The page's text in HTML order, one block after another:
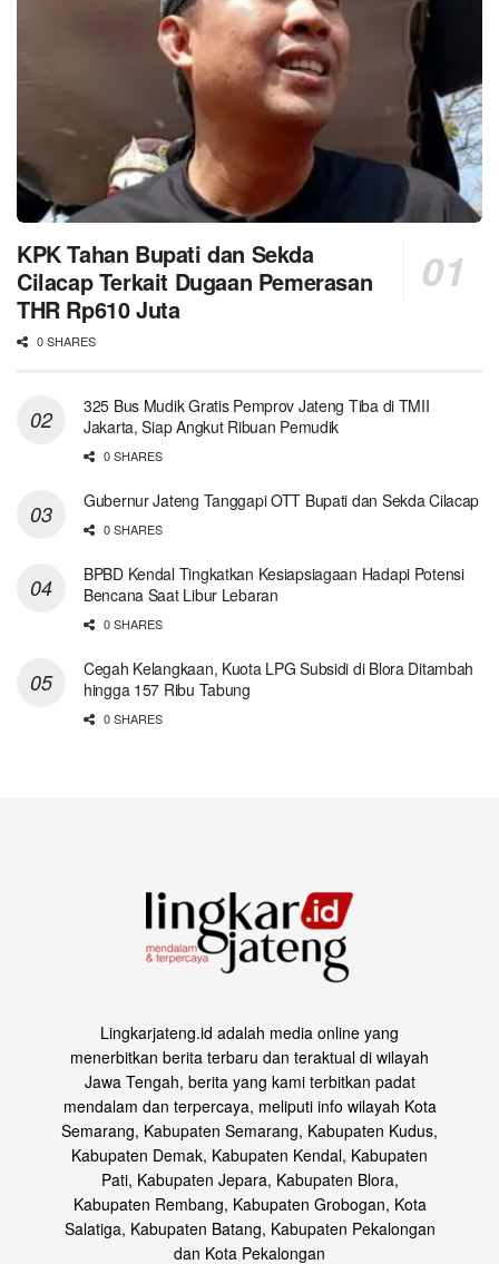
KPK Tahan Bupati dan Sekda
Cilacap Terkait Dugaan Pemerasan
THR Rp610 Juta
0 SHARES
325 Bus Mudik Gratis Pemprov Jateng Tiba di TMII
Jakarta, Siap Angkut Ribuan Pemudik
0 SHARES
Gubernur Jateng Tanggapi OTT Bupati dan Sekda Cilacap
0 SHARES
BPBD Kendal Tingkatkan Kesiapsiagaan Hadapi Potensi
Bencana Saat Libur Lebaran
0 SHARES
Cegah Kelangkaan, Kuota LPG Subsidi di Blora Ditambah
hingga 157 Ribu Tabung
0 SHARES
Lingkarjateng.id adalah media online yang
menerbitkan berita terbaru dan teraktual di wilayah
Jawa Tengah, berita yang kami terbitkan padat
mendalam dan terpercaya, meliputi info wilayah Kota
Semarang, Kabupaten Semarang, Kabupaten Kudus,
Kabupaten Demak, Kabupaten Kendal, Kabupaten
Pati, Kabupaten Jepara, Kabupaten Blora,
Kabupaten Rembang, Kabupaten Grobogan, Kota
Salatiga, Kabupaten Batang, Kabupaten Pekalongan
dan Kota Pekalongan